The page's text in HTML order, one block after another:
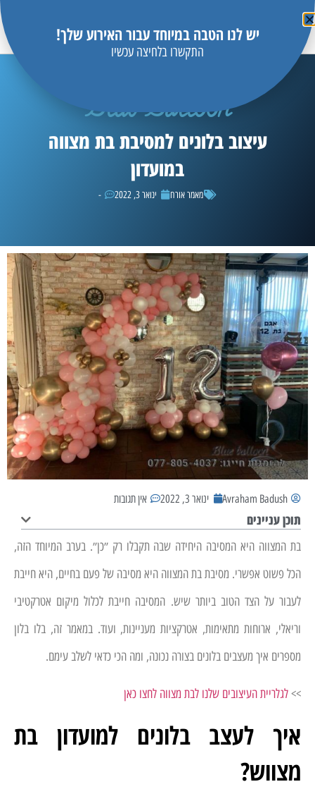
Blue Balloon
עיצוב בלונים למסיבת בת מצווה
במועדון
מאמר אורח ינואר 3, 2022 -
Avraham Badush ינואר 3, 2022 אין תגובות
תוכן עניינים
בת המצווה היא המסיבה היחידה שבה תקבלו רק ״כן״. בערב המיוחד הזה,
הכל פשוט אפשרי. מסיבת בת המצווה היא מסיבה של פעם בחיים, היא חייבת
לעבור על הצד הטוב ביותר שיש. המסיבה חייבת לכלול מיקום אטרקטיבי
וריאלי, ארוחות מתאימות, אטרקציות מעניינות, ועוד. במאמר זה, בלו בלון
מספרים איך מעצבים בלונים בצורה נכונה, ומה הכי כדאי לשלב עימם.
>>לגלריית העיצובים שלנו לבת מצווה לחצו כאן
איך לעצב בלונים למועדון בת
מצווש?
יש לנו הטבה במיוחד עבור האירוע שלך!
התקשרו בלחיצה עכשיו